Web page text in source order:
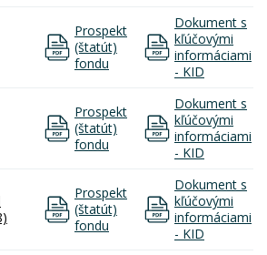
Prospekt
(štatút)
fondu
Dokument s
kľúčovými
informáciami
- KID
Prospekt
(štatút)
fondu
Dokument s
kľúčovými
informáciami
- KID
Prospekt
(štatút)
fondu
Dokument s
kľúčovými
informáciami
- KID